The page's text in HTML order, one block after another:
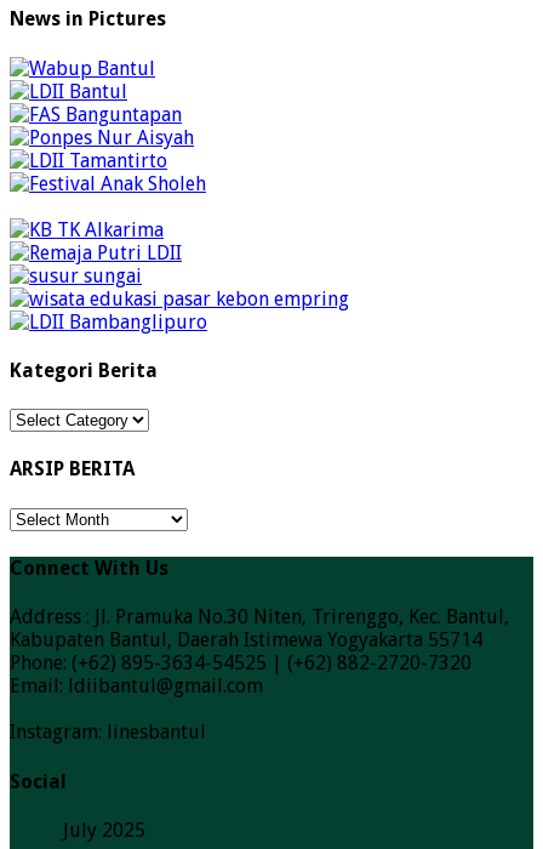
News in Pictures
Kategori Berita
Kategori
ARSIP BERITA
ARSIP
Connect With Us
Address : Jl. Pramuka No.30 Niten, Trirenggo, Kec. Bantul,
Kabupaten Bantul, Daerah Istimewa Yogyakarta 55714
Phone: (+62) 895-3634-54525 | (+62) 882-2720-7320
Email: ldiibantul@gmail.com
Instagram: linesbantul
Social
July 2025